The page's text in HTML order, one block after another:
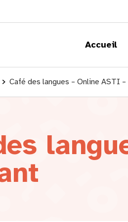
Accueil
Café des langues – Online ASTI